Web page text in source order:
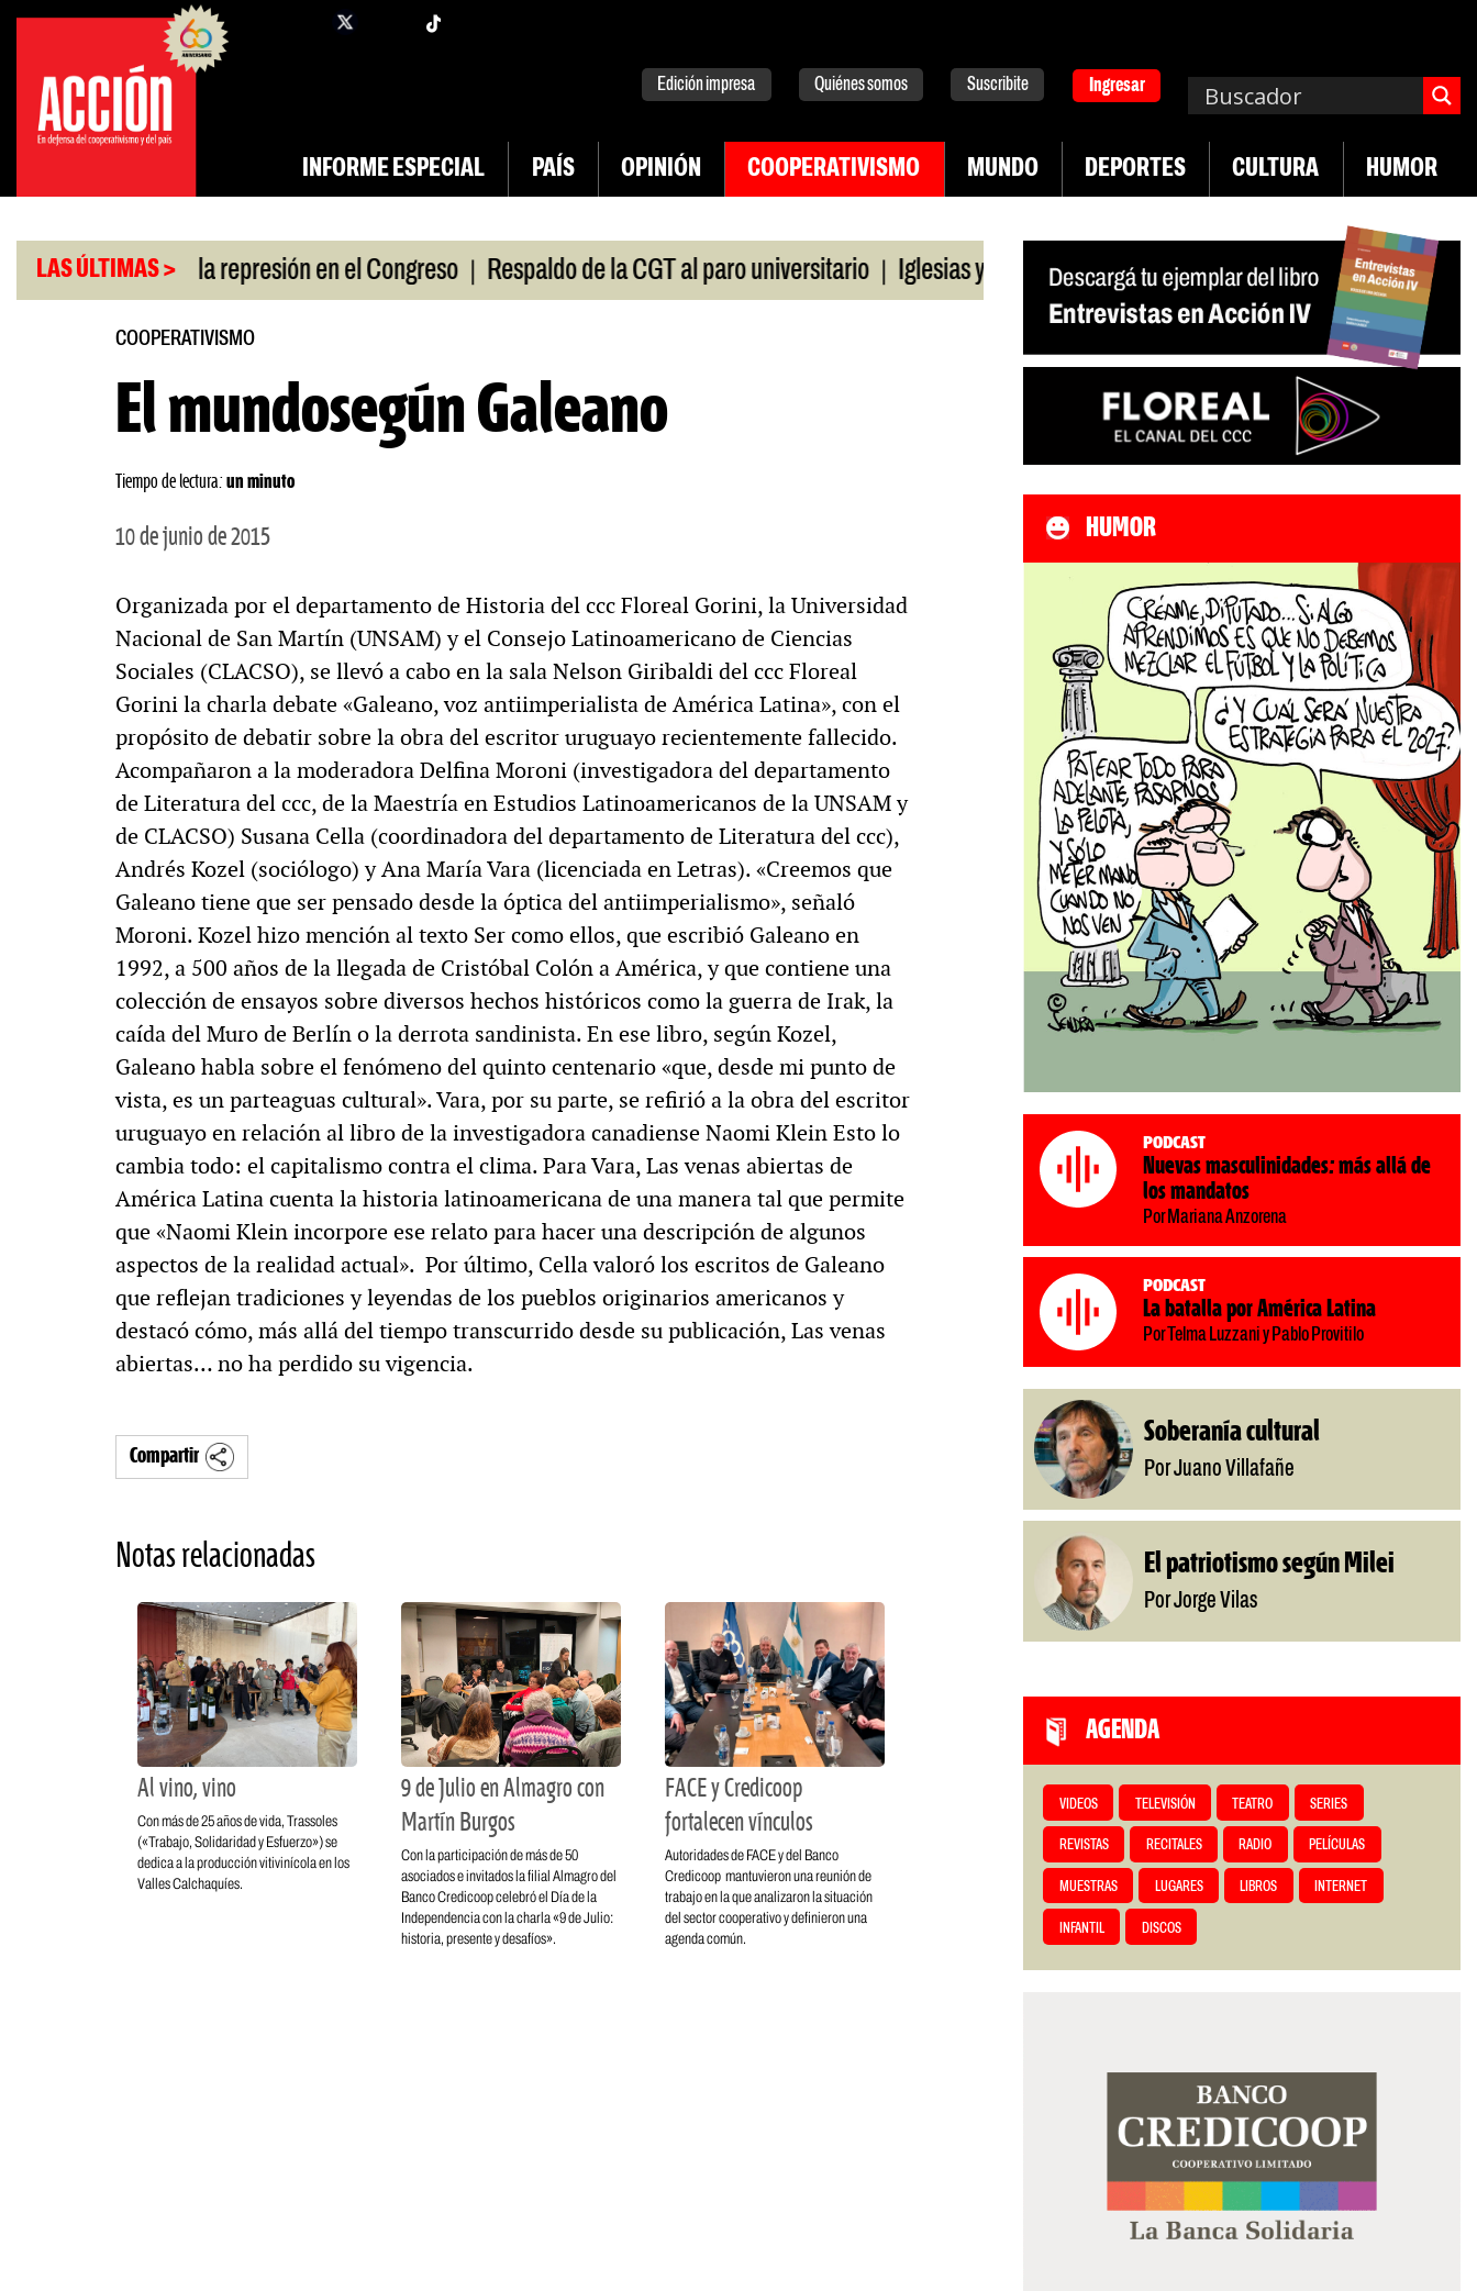
Saltar
contenido
facebook
Edición impresa Quiénes somos Suscribite Ingresar
INFORME ESPECIAL PAÍS OPINIÓN COOPERATIVISMO MUNDO DEPORTES CULTURA HUMOR
LAS ÚLTIMAS >
a policías por la represión en el Congreso | Respaldo de la CGT al paro universitario | Iglesias y templos asisten económicamente a la población |
COOPERATIVISMO
El mundosegún Galeano
Tiempo de lectura: un minuto
10 de junio de 2015
Organizada por el departamento de Historia del ccc Floreal Gorini, la Universidad
Nacional de San Martín (UNSAM) y el Consejo Latinoamericano de Ciencias
Sociales (CLACSO), se llevó a cabo en la sala Nelson Giribaldi del ccc Floreal
Gorini la charla debate «Galeano, voz antiimperialista de América Latina», con el
propósito de debatir sobre la obra del escritor uruguayo recientemente fallecido.
Acompañaron a la moderadora Delfina Moroni (investigadora del departamento
de Literatura del ccc, de la Maestría en Estudios Latinoamericanos de la UNSAM y
de CLACSO) Susana Cella (coordinadora del departamento de Literatura del ccc),
Andrés Kozel (sociólogo) y Ana María Vara (licenciada en Letras). «Creemos que
Galeano tiene que ser pensado desde la óptica del antiimperialismo», señaló
Moroni. Kozel hizo mención al texto Ser como ellos, que escribió Galeano en
1992, a 500 años de la llegada de Cristóbal Colón a América, y que contiene una
colección de ensayos sobre diversos hechos históricos como la guerra de Irak, la
caída del Muro de Berlín o la derrota sandinista. En ese libro, según Kozel,
Galeano habla sobre el fenómeno del quinto centenario «que, desde mi punto de
vista, es un parteaguas cultural». Vara, por su parte, se refirió a la obra del escritor
uruguayo en relación al libro de la investigadora canadiense Naomi Klein Esto lo
cambia todo: el capitalismo contra el clima. Para Vara, Las venas abiertas de
América Latina cuenta la historia latinoamericana de una manera tal que permite
que «Naomi Klein incorpore ese relato para hacer una descripción de algunos
aspectos de la realidad actual». Por último, Cella valoró los escritos de Galeano
que reflejan tradiciones y leyendas de los pueblos originarios americanos y
destacó cómo, más allá del tiempo transcurrido desde su publicación, Las venas
abiertas… no ha perdido su vigencia.
Compartir
Notas relacionadas
Al vino, vino
Con más de 25 años de vida, Trassoles
(«Trabajo, Solidaridad y Esfuerzo») se
dedica a la producción vitivinícola en los
Valles Calchaquíes.
9 de Julio en Almagro con
Martín Burgos
Con la participación de más de 50
asociados e invitados la filial Almagro del
Banco Credicoop celebró el Día de la
Independencia con la charla «9 de Julio:
historia, presente y desafíos».
FACE y Credicoop
fortalecen vínculos
Autoridades de FACE y del Banco
Credicoop mantuvieron una reunión de
trabajo en la que analizaron la situación
del sector cooperativo y definieron una
agenda común.
HUMOR
Podcast
Nuevas masculinidades: más allá de
los mandatos
Por Mariana Anzorena
Podcast
La batalla por América Latina
Por Telma Luzzani y Pablo Provitilo
Soberanía cultural
Por Juano Villafañe
El patriotismo según Milei
Por Jorge Vilas
AGENDA
VIDEOS TELEVISIÓN TEATRO SERIES
REVISTAS RECITALES RADIO PELÍCULAS
MUESTRAS LUGARES LIBROS INTERNET
INFANTIL DISCOS